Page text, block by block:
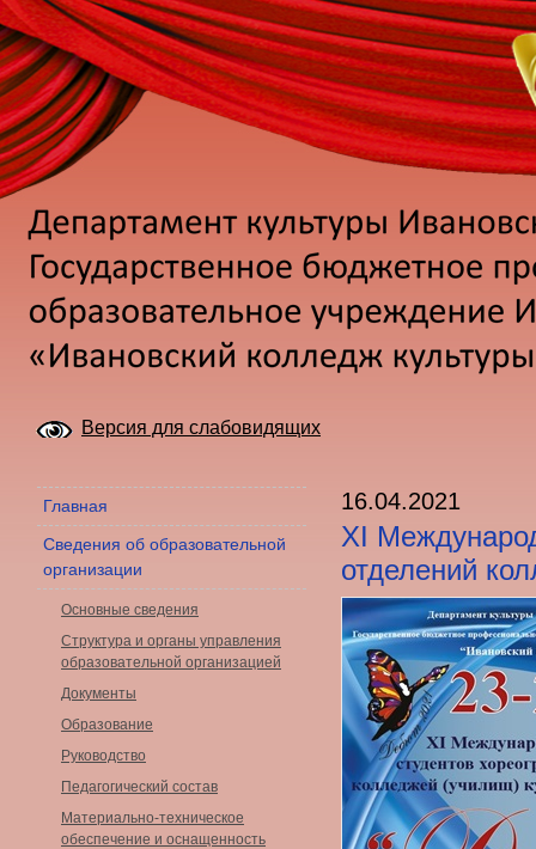
Версия для слабовидящих
Главная
Сведения об образовательной
организации
Основные сведения
Структура и органы управления
образовательной организацией
Документы
Образование
Руководство
Педагогический состав
Материально-техническое
обеспечение и оснащенность
16.04.2021
XI
отделений